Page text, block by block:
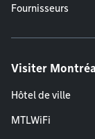
Fournisseurs
Visiter
Hôtel de ville
MTLWiFi